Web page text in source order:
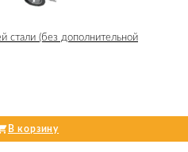
стали (без дополнительной
В корзину